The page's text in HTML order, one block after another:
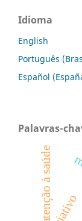
Idioma
English
Português
Español
Palavras-
atenção à saúde